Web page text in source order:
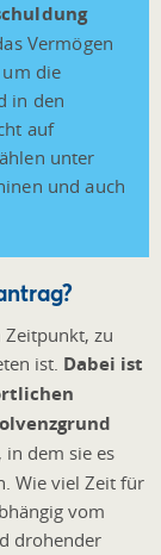
Vermögen
die
in den
auf
unter
und auch
zu
ist. Dabei ist
dem sie es
Wie viel Zeit für
vom
drohender